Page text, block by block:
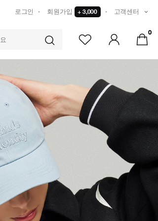
로그인 회원가입 + 3,000 고객센터
0